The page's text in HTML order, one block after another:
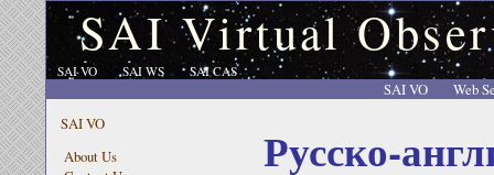
SAI Virtual
SAI VO SAI WS SAI CAS
SAI VO
Web
SAI VO
About Us
Русско-